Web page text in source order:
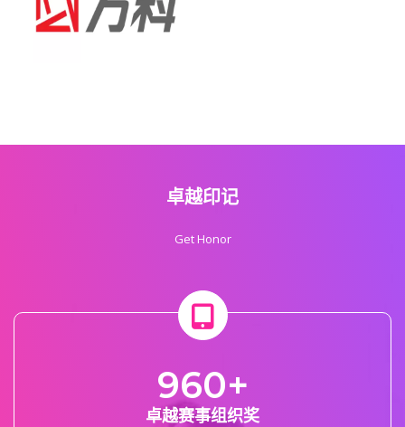
卓越印记
Get Honor
960+
卓越赛事组织奖